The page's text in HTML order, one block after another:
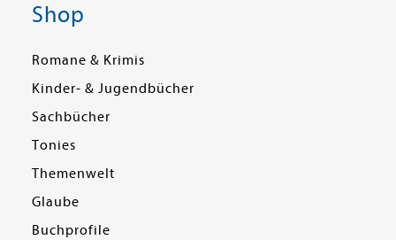
Shop
Romane & Krimis
Kinder- & Jugendbücher
Sachbücher
Tonies
Themenwelt
Glaube
Buchprofile